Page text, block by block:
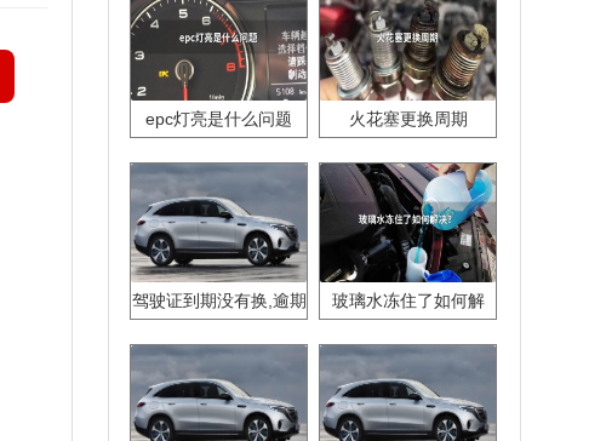
epc灯亮是什么问题 火花塞更换周期
驾驶证到期没有换,逾期
玻璃水冻住了如何解